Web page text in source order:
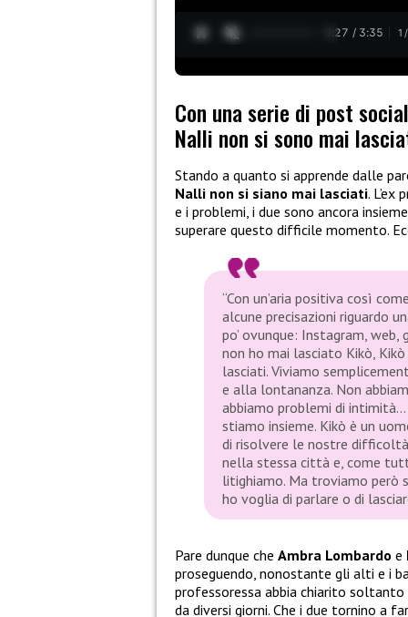
0:28 / 3:35 1 /
Con una serie di post
Nalli non si sono mai
Stando a quanto si apprende dalle
Nalli non si siano mai lasciati.
e i problemi, i due sono ancora
superare questo difficile momento.
“Con un’aria positiva così
alcune precisazioni riguardo
po’ ovunque: Instagram,
non ho mai lasciato Kikò,
lasciati. Viviamo
e alla lontananza. Non
abbiamo problemi di intimità…
stiamo insieme. Kikò è un
di risolvere le nostre
nella stessa città e, come
litighiamo. Ma troviamo però
ho voglia di parlare o di
Pare dunque che Ambra Lombardo e
proseguendo, nonostante gli alti e i
professoressa abbia chiarito soltanto
da diversi giorni. Che i due tornino a